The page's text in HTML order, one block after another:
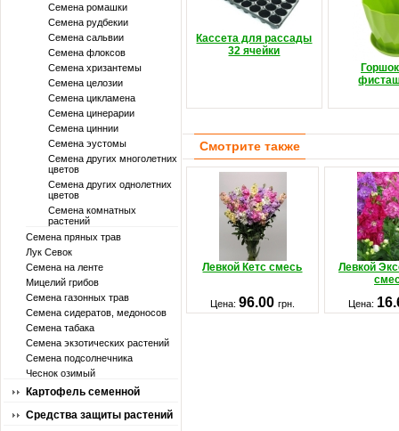
Семена ромашки
Семена рудбекии
Семена сальвии
Семена флоксов
Семена хризантемы
Семена целозии
Семена цикламена
Семена цинерарии
Семена циннии
Семена эустомы
Семена других многолетних
цветов
Семена других однолетних
цветов
Семена комнатных
растений
Семена пряных трав
Лук Севок
Семена на ленте
Мицелий грибов
Семена газонных трав
Семена сидератов, медоносов
Семена табака
Семена экзотических растений
Семена подсолнечника
Чеснок озимый
Картофель семенной
Средства защиты растений
Кассета для рассады
32 ячейки
Смотрите также
Левкой Кетс смесь
Левкой
Цена: 96.00 грн. Цена: